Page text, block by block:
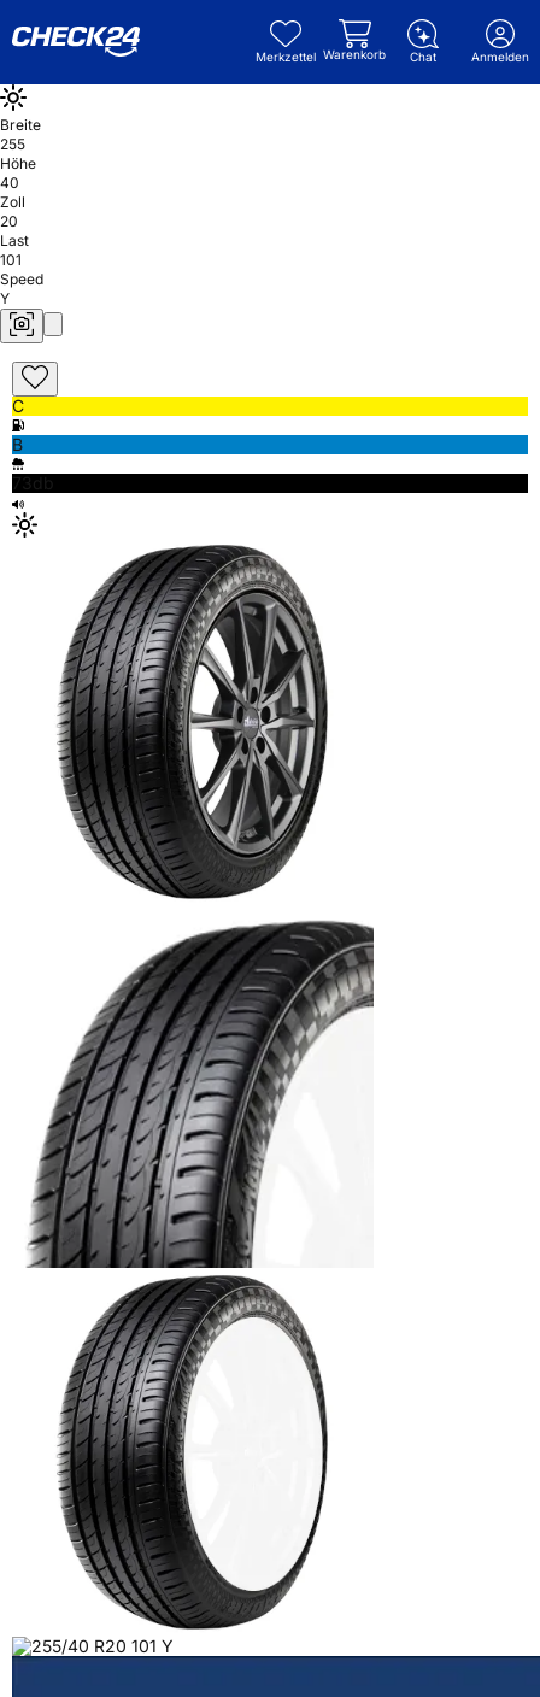
Merkzettel Warenkorb Chat Anmelden
Breite
255
Höhe
40
Zoll
20
Last
101
Speed
Y
C
B
73db